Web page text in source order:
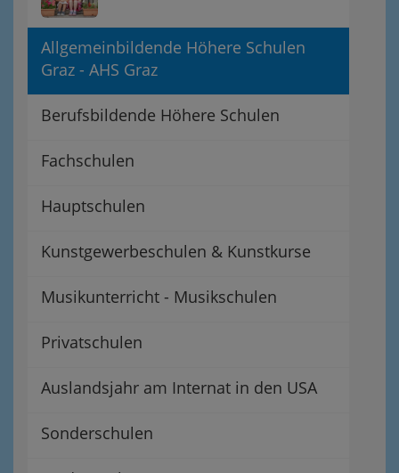
Allgemeinbildende Höhere Schulen
Graz - AHS Graz
Berufsbildende Höhere Schulen
Fachschulen
Hauptschulen
Kunstgewerbeschulen & Kunstkurse
Musikunterricht - Musikschulen
Privatschulen
Auslandsjahr am Internat in den USA
Sonderschulen